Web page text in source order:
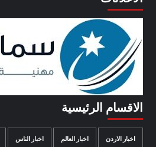
الاقسام الرئيسية
اخبار الاردن اخبار العالم اخبار الناس